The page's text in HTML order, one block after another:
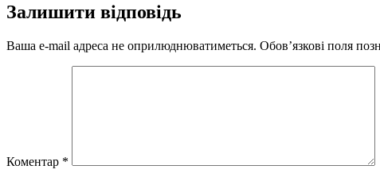
Залишити відповідь
Ваша e-mail адреса не оприлюднюватиметься. Обов’язкові поля
Коментар *